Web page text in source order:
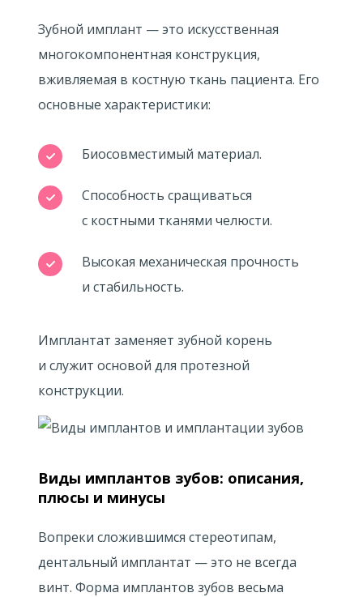
Зубной имплант — это искусственная
многокомпонентная конструкция,
вживляемая в костную ткань пациента. Его
основные характеристики:
Биосовместимый материал.
Способность сращиваться
с костными тканями челюсти.
Высокая механическая прочность
и стабильность.
Имплантат заменяет зубной корень
и служит основой для протезной
конструкции.
Виды имплантов зубов: описания,
плюсы и минусы
Вопреки сложившимся стереотипам,
дентальный имплантат — это не всегда
винт. Форма имплантов зубов весьма